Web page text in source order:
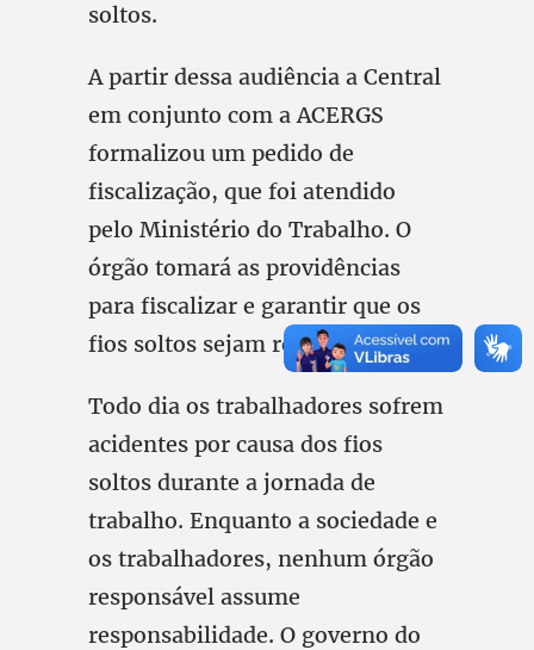
soltos.
A partir dessa audiência a Central
em conjunto com a ACERGS
formalizou um pedido de
fiscalização, que foi atendido
pelo Ministério do Trabalho. O
órgão tomará as providências
para fiscalizar e garantir que os
fios soltos sejam recolhidos.
Todo dia os trabalhadores sofrem
acidentes por causa dos fios
soltos durante a jornada de
trabalho. Enquanto a sociedade e
os trabalhadores, nenhum órgão
responsável assume
responsabilidade. O governo do